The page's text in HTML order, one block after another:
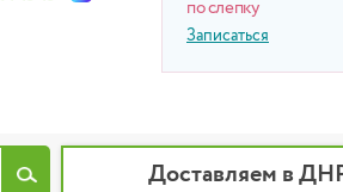
по слепку
Записаться
Доставляем в